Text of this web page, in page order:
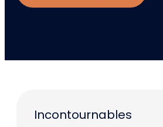
Incontournables